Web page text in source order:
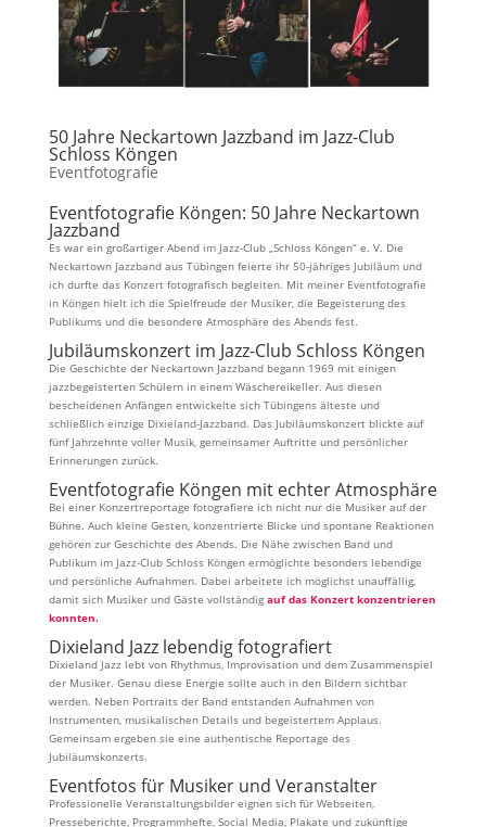
50 Jahre Neckartown Jazzband im Jazz-Club
Schloss Köngen
Eventfotografie
Eventfotografie Köngen: 50 Jahre Neckartown
Jazzband
Es war ein großartiger Abend im Jazz-Club „Schloss Köngen“ e. V. Die
Neckartown Jazzband aus Tübingen feierte ihr 50-jähriges Jubiläum und
ich durfte das Konzert fotografisch begleiten. Mit meiner Eventfotografie
in Köngen hielt ich die Spielfreude der Musiker, die Begeisterung des
Publikums und die besondere Atmosphäre des Abends fest.
Jubiläumskonzert im Jazz-Club Schloss Köngen
Die Geschichte der Neckartown Jazzband begann 1969 mit einigen
jazzbegeisterten Schülern in einem Wäschereikeller. Aus diesen
bescheidenen Anfängen entwickelte sich Tübingens älteste und
schließlich einzige Dixieland-Jazzband. Das Jubiläumskonzert blickte auf
fünf Jahrzehnte voller Musik, gemeinsamer Auftritte und persönlicher
Erinnerungen zurück.
Eventfotografie Köngen mit echter Atmosphäre
Bei einer Konzertreportage fotografiere ich nicht nur die Musiker auf der
Bühne. Auch kleine Gesten, konzentrierte Blicke und spontane Reaktionen
gehören zur Geschichte des Abends. Die Nähe zwischen Band und
Publikum im Jazz-Club Schloss Köngen ermöglichte besonders lebendige
und persönliche Aufnahmen. Dabei arbeitete ich möglichst unauffällig,
damit sich Musiker und Gäste vollständigauf das Konzert konzentrieren
konnten.
Dixieland Jazz lebendig fotografiert
Dixieland Jazz lebt von Rhythmus, Improvisation und dem Zusammenspiel
der Musiker. Genau diese Energie sollte auch in den Bildern sichtbar
werden. Neben Portraits der Band entstanden Aufnahmen von
Instrumenten, musikalischen Details und begeistertem Applaus.
Gemeinsam ergeben sie eine authentische Reportage des
Jubiläumskonzerts.
Eventfotos für Musiker und Veranstalter
Professionelle Veranstaltungsbilder eignen sich für Webseiten,
Presseberichte, Programmhefte, Social Media, Plakate und zukünftige